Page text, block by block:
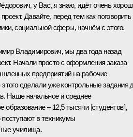
у Вас, я знаю, идёт очень
Давайте, перед тем как поговорить
социальной сферы, начнём с этого.
Владимирович, мы два года назад
Начали просто с оформления заказа
предприятий на рабочие
сделали уже контрольные задания
Наше начальное и среднее
образование – 12,5 тысячи [студентов],
поступают в техникумы
училища.